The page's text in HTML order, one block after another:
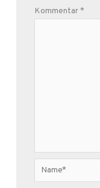
Kommentar*
Name*